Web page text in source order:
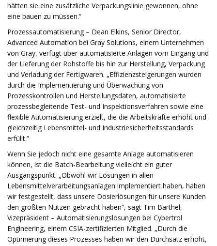
hätten sie eine zusätzliche Verpackungslinie gewonnen, ohne
eine bauen zu müssen.“
Prozessautomatisierung – Dean Elkins, Senior Director,
Advanced Automation bei Gray Solutions, einem Unternehmen
von Gray, verfügt über automatisierte Anlagen vom Eingang und
der Lieferung der Rohstoffe bis hin zur Herstellung, Verpackung
und Verladung der Fertigwaren. „Effizienzsteigerungen wurden
durch die Implementierung und Überwachung von
Prozesskontrollen und Herstellungsdaten, automatisierte
prozessbegleitende Test- und Inspektionsverfahren sowie eine
flexible Automatisierung erzielt, die die Arbeitskräfte erhöht und
gleichzeitig Lebensmittel- und Industriesicherheitsstandards
erfüllt.“
Wenn Sie jedoch nicht eine gesamte Anlage automatisieren
können, ist die Batch-Bearbeitung vielleicht ein guter
Ausgangspunkt. „Obwohl wir Lösungen in allen
Lebensmittelverarbeitungsanlagen implementiert haben, haben
wir festgestellt, dass unsere Dosierlösungen für unsere Kunden
den größten Nutzen gebracht haben“, sagt Tim Barthel,
Vizepräsident – ​​Automatisierungslösungen bei Cybertrol
Engineering, einem CSIA-zertifizierten Mitglied. „Durch die
Optimierung dieses Prozesses haben wir den Durchsatz erhöht,